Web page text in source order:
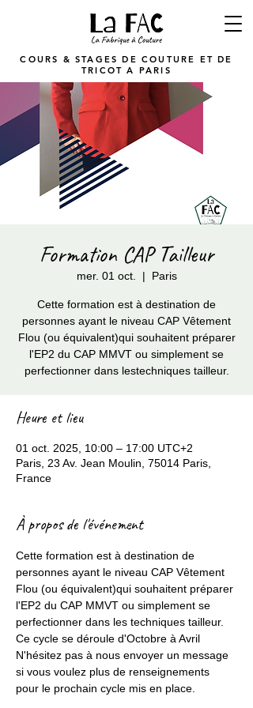
COURS & STAGES DE COUTURE ET DE
TRICOT A PARIS
Formation CAP Tailleur
mer. 01 oct.
  |
Paris
Cette formation est à destination de
personnes ayant le niveau CAP Vêtement
Flou (ou équivalent)qui souhaitent préparer
l'EP2 du CAP MMVT ou simplement se
perfectionner dans lestechniques tailleur.
Heure et lieu
01 oct. 2025, 10:00 – 17:00 UTC+2
Paris, 23 Av. Jean Moulin, 75014 Paris,
France
À propos de l'événement
Cette formation est à destination de
personnes ayant le niveau CAP Vêtement
Flou (ou équivalent)qui souhaitent préparer
l'EP2 du CAP MMVT ou simplement se
perfectionner dans les techniques tailleur.
Ce cycle se déroule d'Octobre à Avril
N'hésitez pas à nous envoyer un message
si vous voulez plus de renseignements
pour le prochain cycle mis en place.